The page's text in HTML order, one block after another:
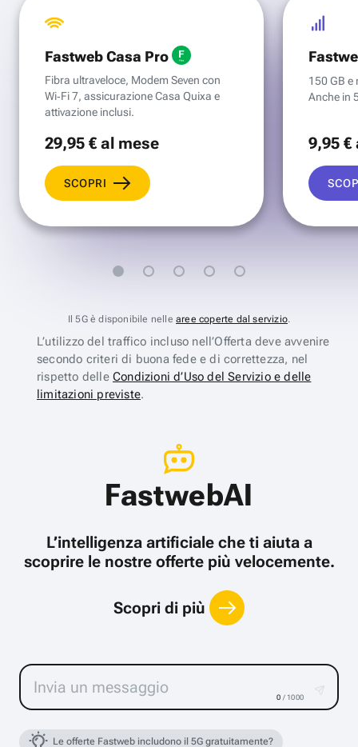
Fastweb Casa Pro
Fibra ultraveloce, Modem Seven con
Wi‑Fi 7, assicurazione Casa Quixa e
attivazione inclusi.
29,95 €al mese
SCOPRI
150 GB e
Anche in
9,95 €
Il 5G è disponibile nelle aree coperte dal servizio.
L’utilizzo del traffico incluso nell’Offerta deve avvenire
secondo criteri di buona fede e di correttezza, nel
rispetto delle Condizioni d’Uso del Servizio e delle
limitazioni previste.
FastwebAI
L’intelligenza artificiale che ti aiuta a
scoprire le nostre offerte più velocemente.
Scopri di più
0 / 1000
Le offerte Fastweb includono il 5G gratuitamente?